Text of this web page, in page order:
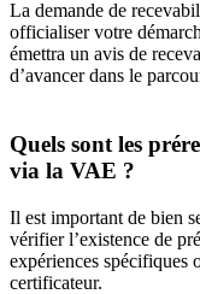
La demande de
officialiser votre
émettra un avis de
d’avancer dans le
Quels sont les
via la VAE ?
Il est important de bien
vérifier l’existence de
expériences spécifiques
certificateur.